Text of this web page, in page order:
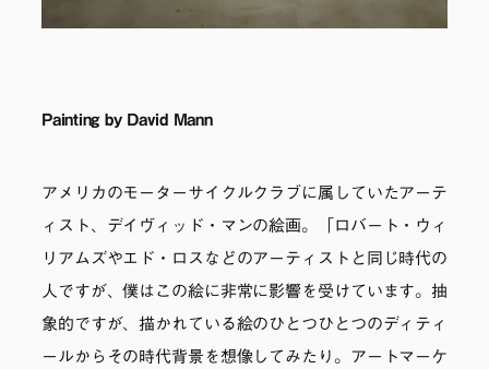
Painting by David Mann
アメリカのモーターサイクルクラブに属していたアーテ
ィスト、デイヴィッド・マンの絵画。「ロバート・ウィ
リアムズやエド・ロスなどのアーティストと同じ時代の
人ですが、僕はこの絵に非常に影響を受けています。抽
象的ですが、描かれている絵のひとつひとつのディティ
ールからその時代背景を想像してみたり。アートマーケ